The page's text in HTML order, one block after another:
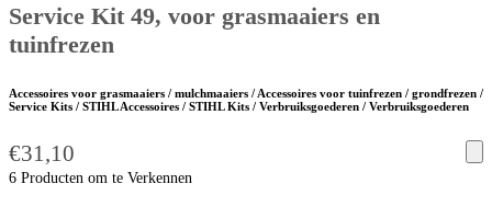
Service Kit 49, voor grasmaaiers en
tuinfrezen
Accessoires voor grasmaaiers / mulchmaaiers / Accessoires voor tuinfrezen / grondfrezen /
Service Kits / STIHL Accessoires / STIHL Kits / Verbruiksgoederen / Verbruiksgoederen
€31,10
6 Producten om te Verkennen